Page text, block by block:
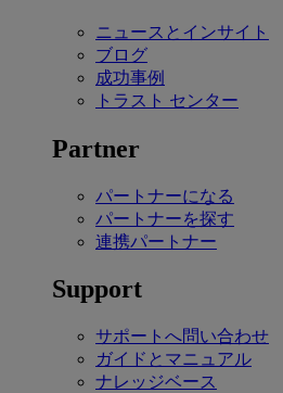
ニュースとインサイト
ブログ
成功事例
トラスト センター
Partner
パートナーになる
パートナーを探す
連携パートナー
Support
サポートへ問い合わせ
ガイドとマニュアル
ナレッジベース